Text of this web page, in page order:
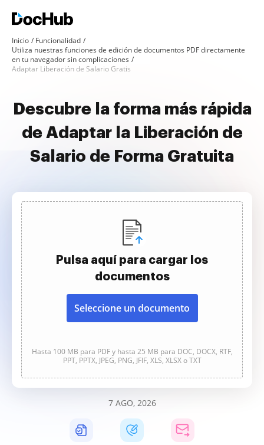
Inicio
Funcionalidad
Utiliza nuestras funciones de edición de documentos PDF directamente
en tu navegador sin complicaciones
Adaptar Liberación de Salario Gratis
Descubre la forma más rápida
de Adaptar la Liberación de
Salario de Forma Gratuita
Pulsa aquí para cargar los
documentos
Seleccione un documento
Hasta 100 MB para PDF y hasta 25 MB para DOC, DOCX, RTF,
PPT, PPTX, JPEG, PNG, JFIF, XLS, XLSX o TXT
7 AGO, 2026